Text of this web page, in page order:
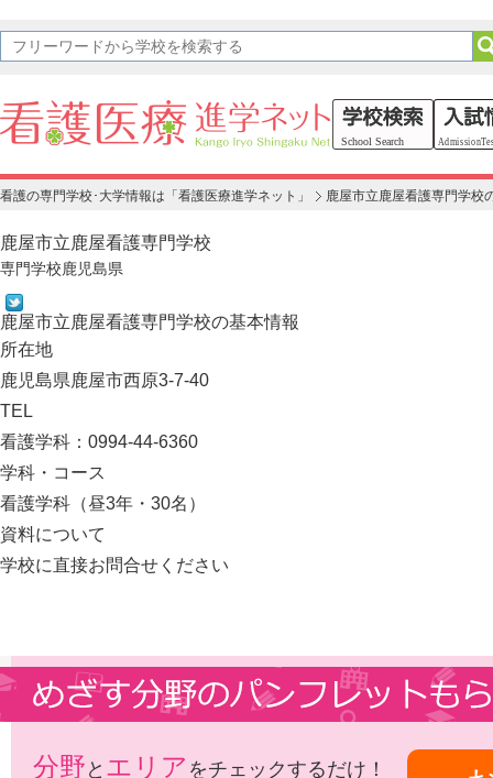
看護の専門学校･大学情報は「看護医療進学ネット」 鹿屋市立鹿屋看護専門学校
鹿屋市立鹿屋看護専門学校
専門学校鹿児島県
鹿屋市立鹿屋看護専門学校の基本情報
所在地
鹿児島県鹿屋市西原3-7-40
TEL
看護学科：0994-44-6360
学科・コース
看護学科（昼3年・30名）
資料について
学校に直接お問合せください
分野 と エリア をチェックするだけ！